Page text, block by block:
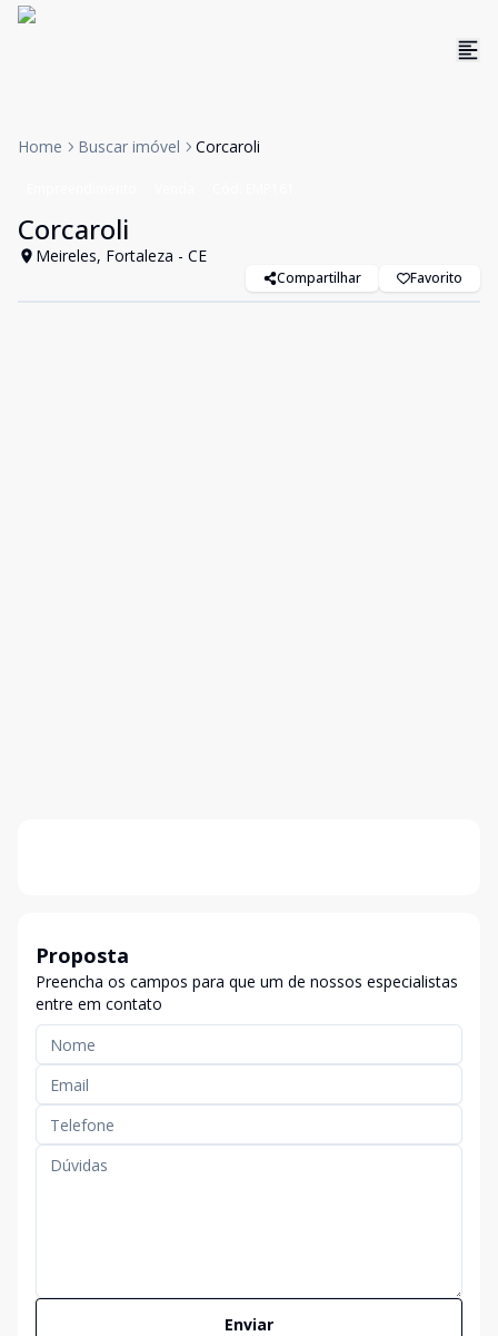
Home Buscar imóvel Corcaroli
Corcaroli
Meireles, Fortaleza - CE
Compartilhar Favorito
Proposta
Preencha os campos para que um de nossos especialistas
entre em contato
Enviar